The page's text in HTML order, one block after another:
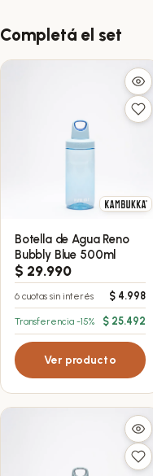
Completá el set
Botella de Agua Reno
Bubbly Blue 500ml
$ 29.990
6 cuotas sin interés $ 4.998
Transferencia -15% $ 25.492
Ver producto